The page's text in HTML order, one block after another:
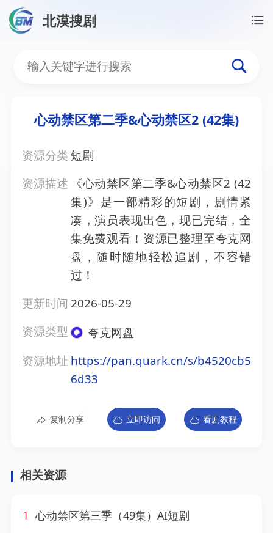
北漠搜剧
心动禁区第二季&心动禁
心动禁区第二季&心动禁区2 (42集)
资源分类 短剧
资源描述
《心动禁区第二季&心动禁区2 (42
集)》是一部精彩的短剧，剧情紧
凑，演员表现出色，现已完结，全
集免费观看！资源已整理至夸克网
盘，随时随地轻松追剧，不容错
过！
更新时间 2026-05-29
资源类型
夸克网盘
资源地址 https://pan.quark.cn/s/b4520cb5
6d33
复制分享 立即访问 看剧教程
相关资源
1 心动禁区第三季（49集）AI短剧